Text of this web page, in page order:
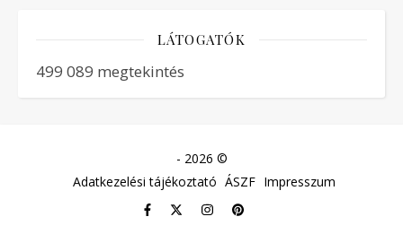
LÁTOGATÓK
499 089 megtekintés
- 2026 ©
Adatkezelési tájékoztató ÁSZF Impresszum